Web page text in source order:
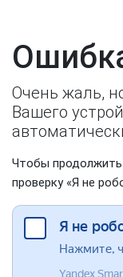
Очень жаль,
Вашего
Чтобы продолжить
проверку «Я не